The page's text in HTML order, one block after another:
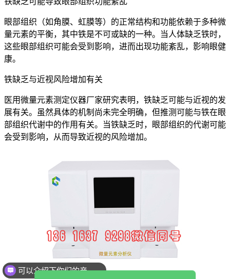
眼部组织（如角膜、虹膜等）的正常结构和功能依赖于多种微
量元素的平衡，其中铁是不可或缺的一种。当人体缺乏铁时，
这些眼部组织可能会受到影响，进而出现功能紊乱，影响眼健
康。
铁缺乏与近视风险增加有关
医用微量元素测定仪器厂家研究表明，铁缺乏可能与近视的发
展有关。虽然具体的机制尚未完全明确，但推测可能与铁在眼
部组织代谢中的作用有关。当铁缺乏时，眼部组织的代谢可能
会受到影响，从而导致近视的风险增加。
可以介绍下你们的产品么